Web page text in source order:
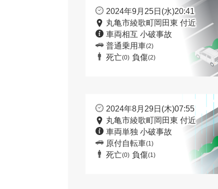
2024年9月25日(水)20:41
丸亀市綾歌町岡田東 付近
車両相互 小破事故
普通乗用車(2)
死亡(0) 負傷(2)
2024年8月29日(木)07:55
丸亀市綾歌町岡田東 付近
車両単独 小破事故
原付自転車(1)
死亡(0) 負傷(1)